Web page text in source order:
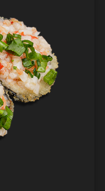
Состав:
сыр, лук
огурец, кляр